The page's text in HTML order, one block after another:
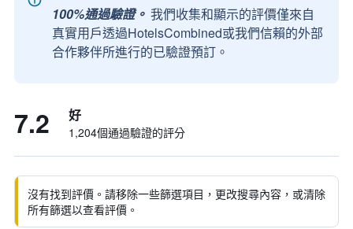
100%通過驗證。 我們收集和顯示的評價僅來自
真實用戶透過HotelsCombined或我們信賴的外部
合作夥伴所進行的已驗證預訂。
7.2 好
1,204個通過驗證的評分
沒有找到評價。請移除一些篩選項目，更改搜尋內容，或清除
所有篩選以查看評價。